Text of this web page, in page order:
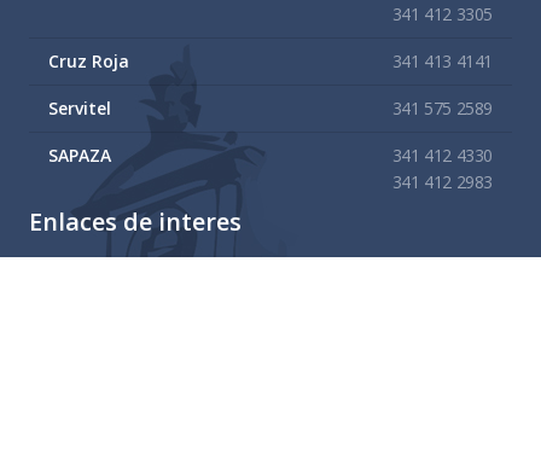
341 412 3305
Cruz Roja 341 413 4141
Servitel 341 575 2589
SAPAZA
341 412 4330
341 412 2983
Enlaces de interes